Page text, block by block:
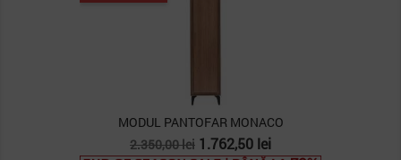
MODUL PANTOFAR MONACO
Pret
2.350,00 lei Pret
1.762,50 lei